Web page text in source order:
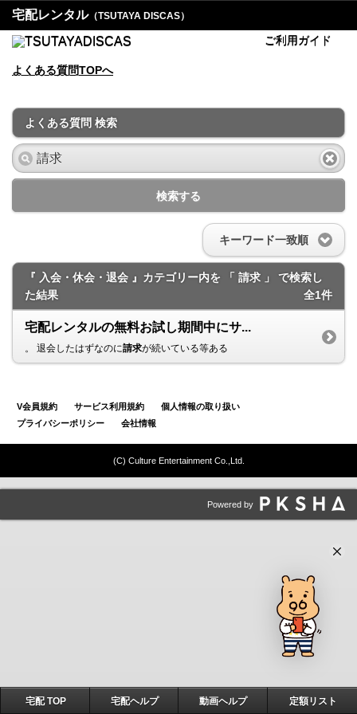
宅配レンタル（TSUTAYA DISCAS）
ご利用ガイド
よくある質問TOPへ
よくある質問 検索
検索する
キーワード一致順
『 入会・休会・退会 』カテゴリー内を 「 請求 」 で検索し
た結果
全1件
宅配レンタルの無料お試し期間中にサ...
。 退会したはずなのに請求が続いている等ある
V会員規約 サービス利用規約
個人情報の取り扱い
プライバシーポリシー
会社情報
(C) Culture Entertainment Co.,Ltd.
宅配 TOP 宅配ヘルプ 動画ヘルプ 定額リスト
Powered by